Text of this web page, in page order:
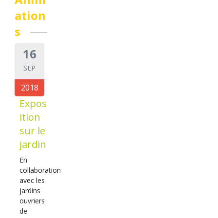
ation
s
16
SEP
2018
Expos
ition
sur le
jardin
En
collaboration
avec les
jardins
ouvriers
de